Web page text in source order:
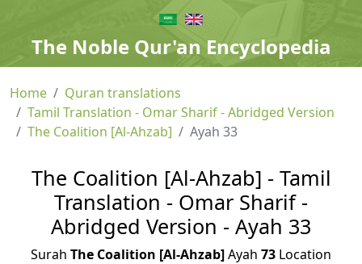
The Noble Qur'an Encyclopedia
Home
Quran translations
Tamil Translation - Omar Sharif - Abridged Version
The Coalition [Al-Ahzab]
Ayah 33
The Coalition [Al-Ahzab] - Tamil
Translation - Omar Sharif -
Abridged Version - Ayah 33
Surah The Coalition [Al-Ahzab]Ayah 73 Location